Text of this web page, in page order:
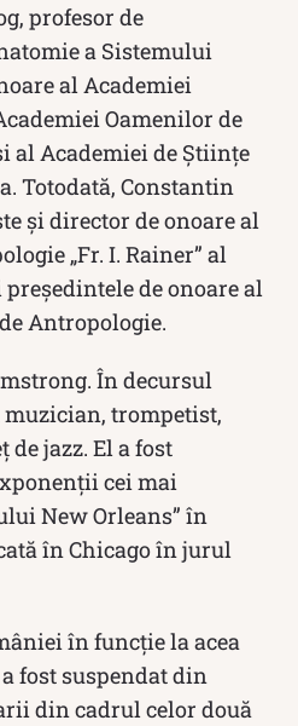
profesor de
a Sistemului
al Academiei
Oamenilor de
al Academiei de Științe
Totodată, Constantin
și director de onoare al
„Fr. I. Rainer” al
de onoare al
Antropologie.
În decursul
trompetist,
jazz. El a fost
cei mai
New Orleans” în
în Chicago în jurul
în funcție la acea
fost suspendat din
din cadrul celor două